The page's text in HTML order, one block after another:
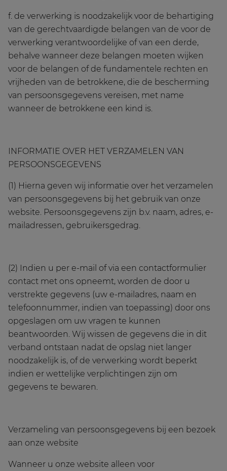
f. de verwerking is noodzakelijk voor de behartiging
van de gerechtvaardigde belangen van de voor de
verwerking verantwoordelijke of van een derde,
behalve wanneer deze belangen moeten wijken
voor de belangen of de fundamentele rechten en
vrijheden van de betrokkene, die de bescherming
van persoonsgegevens vereisen, met name
wanneer de betrokkene een kind is.
INFORMATIE OVER HET VERZAMELEN VAN
PERSOONSGEGEVENS
(1) Hierna geven wij informatie over het verzamelen
van persoonsgegevens bij het gebruik van onze
website. Persoonsgegevens zijn b.v. naam, adres, e-
mailadressen, gebruikersgedrag.
(2) Indien u per e-mail of via een contactformulier
contact met ons opneemt, worden de door u
verstrekte gegevens (uw e-mailadres, naam en
telefoonnummer, indien van toepassing) door ons
opgeslagen om uw vragen te kunnen
beantwoorden. Wij wissen de gegevens die in dit
verband ontstaan nadat de opslag niet langer
noodzakelijk is, of de verwerking wordt beperkt
indien er wettelijke verplichtingen zijn om
gegevens te bewaren.
Verzameling van persoonsgegevens bij een bezoek
aan onze website
Wanneer u onze website alleen voor